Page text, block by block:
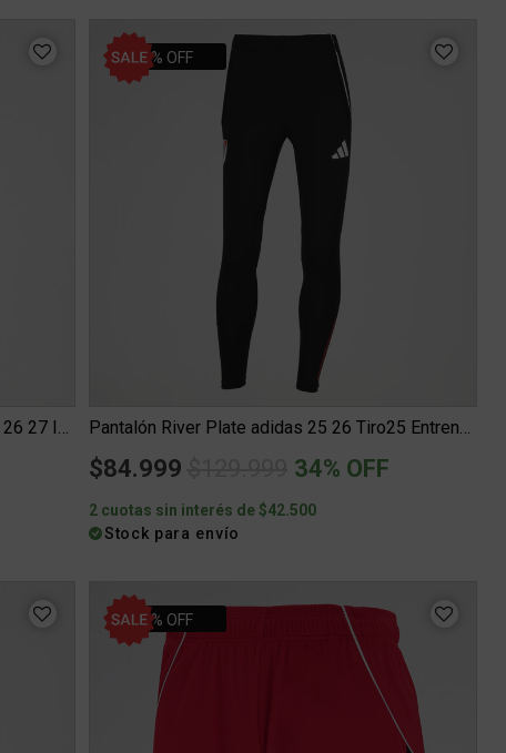
Camiseta River Plate adidas Aniversario 26 27 Infantil
34% OFF
Pantalón River Plate adidas 25 26 Tiro25 Entrenamiento Hombr...
$84.999 Price reduced from
to
34% OFF
2 cuotas sin interés de $42.500
Stock para envío
35% OFF